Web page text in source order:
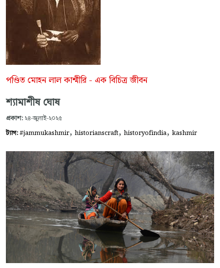
পণ্ডিত মোহন লাল কাশ্মীরি - এক বিচিত্র জীবন
শ্যামাশীষ ঘোষ
প্রকাশ: ২৪-জুলাই-২০২৫
ট্যাগ:#jammukashmir, historianscraft, historyofindia, kashmir